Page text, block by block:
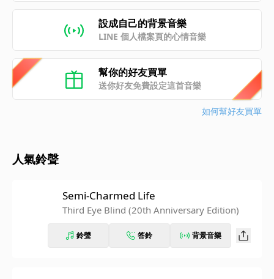
設成自己的背景音樂
LINE 個人檔案頁的心情音樂
幫你的好友買單
送你好友免費設定這首音樂
如何幫好友買單
人氣鈴聲
Semi-Charmed Life
Third Eye Blind (20th Anniversary Edition)
鈴聲 答鈴 背景音樂